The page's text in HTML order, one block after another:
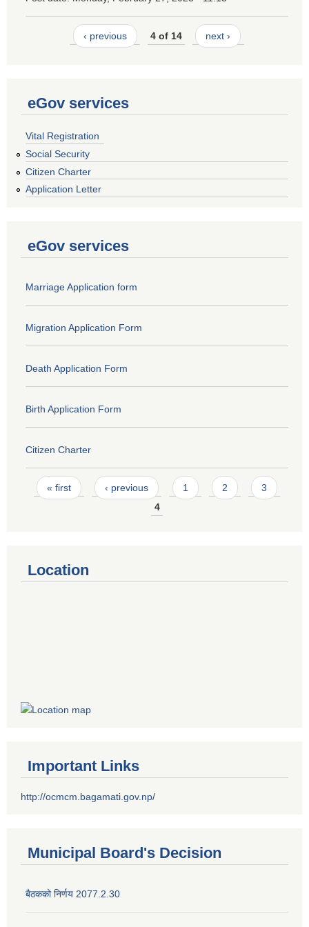
‹ previous 4 of 14 next ›
eGov services
Vital Registration
Social Security
Citizen Charter
Application Letter
eGov services
Marriage Application form
Migration Application Form
Death Application Form
Birth Application Form
Citizen Charter
Pages
« first ‹ previous 1 2
3
4
Location
Important Links
http://ocmcm.bagamati.gov.np/
Municipal Board's Decision
बैठकको निर्णय 2077.2.30